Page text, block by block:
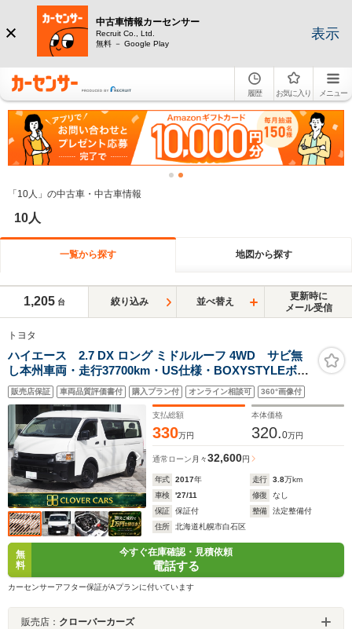
中古車情報カーセンサー
Recruit Co., Ltd.
無料 － Google Play
表示
履歴 お気に入り メニュー
「10人」の中古車・中古車情報
10人
一覧から探す 地図から探す
1,205 台 絞り込み 並べ替え
更新時に
メール受信
トヨタ
ハイエース 2.7 DX ロング ミドルルーフ 4WD サビ無
し本州車両・走行37700km・US仕様・BOXYSTYLEボン
ネット・バックドアスムージング・ローダウン・電動ス
ライド・社外ナビ・F/B/Sカメラ・フルセグ・ETC・
LED・Rヒータークーラー・1年保証
販売店保証 車両品質評価書付 購入プラン付 オンライン相談可 360°画像付
支払総額
330万円
本体価格
320.0万円
通常ローン 月々32,600円
年式 2017年 走行 3.8万km
車検
'27/11 修復
なし
保証
保証付 整備
法定整備付
住所
北海道札幌市白石区
無
料
今すぐ在庫確認・見積依頼
電話する
カーセンサーアフター保証がAプランに付いています
販売店： クローバーカーズ